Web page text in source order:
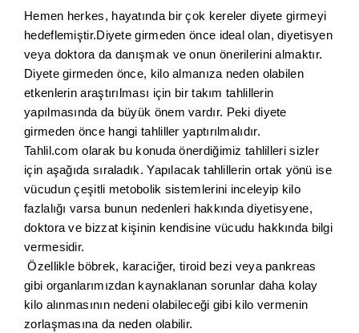
Hemen herkes, hayatında bir çok kereler diyete girmeyi
hedeflemiştir.Diyete girmeden önce ideal olan, diyetisyen
veya doktora da danışmak ve onun önerilerini almaktır.
Diyete girmeden önce, kilo almanıza neden olabilen
etkenlerin araştırılması için bir takım tahlillerin
yapılmasında da büyük önem vardır. Peki diyete
girmeden önce hangi tahliller yaptırılmalıdır.
Tahlil.com olarak bu konuda önerdiğimiz tahlilleri sizler
için aşağıda sıraladık. Yapılacak tahlillerin ortak yönü ise
vücudun çeşitli metobolik sistemlerini inceleyip kilo
fazlalığı varsa bunun nedenleri hakkında diyetisyene,
doktora ve bizzat kişinin kendisine vücudu hakkında bilgi
vermesidir.
Özellikle böbrek, karaciğer, tiroid bezi veya pankreas
gibi organlarımızdan kaynaklanan sorunlar daha kolay
kilo alınmasının nedeni olabileceği gibi kilo vermenin
zorlaşmasına da neden olabilir.